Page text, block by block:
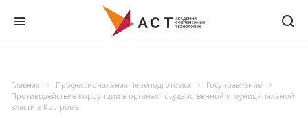
Главная Профессиональная переподготовка
Госуправление
Противодействие коррупции в органах государственной и муниципальной
власти в Костроме